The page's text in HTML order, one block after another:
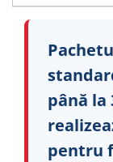
până la
pentru